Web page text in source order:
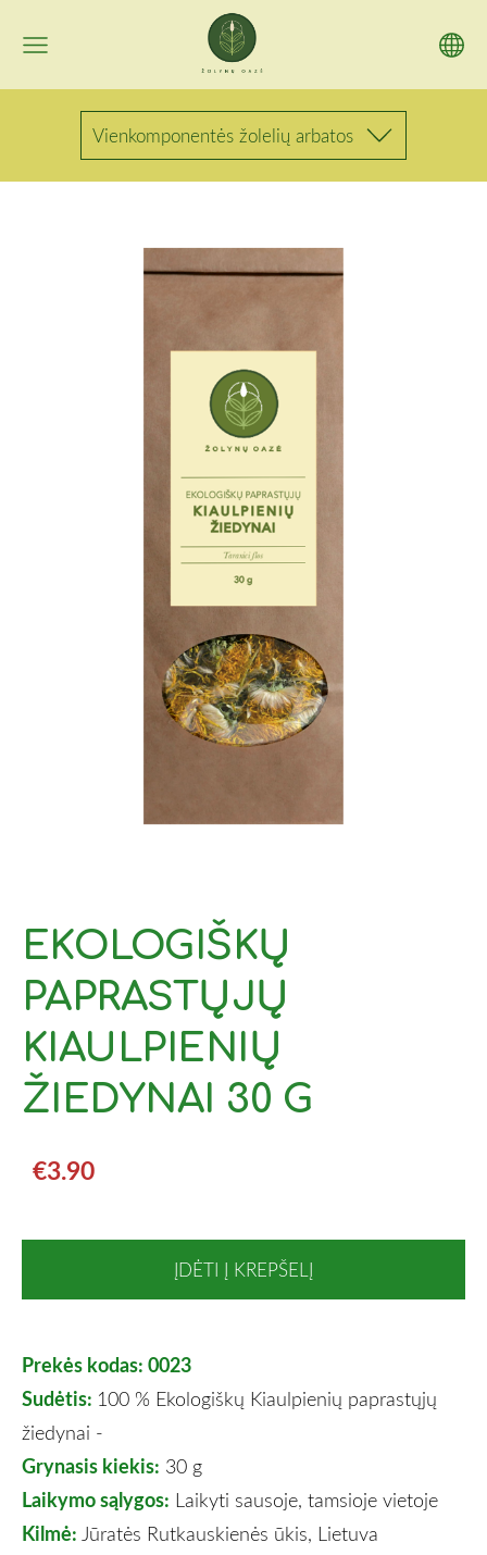
Vienkomponentės žolelių arbatos
EKOLOGIŠKŲ
PAPRASTŲJŲ
KIAULPIENIŲ
ŽIEDYNAI 30 G
€3.90
ĮDĖTI Į KREPŠELĮ
Prekės kodas: 0023
Sudėtis: 100 % Ekologiškų Kiaulpienių paprastųjų
žiedynai -
Grynasis kiekis: 30 g
Laikymo sąlygos: Laikyti sausoje, tamsioje vietoje
Kilmė: Jūratės Rutkauskienės ūkis, Lietuva